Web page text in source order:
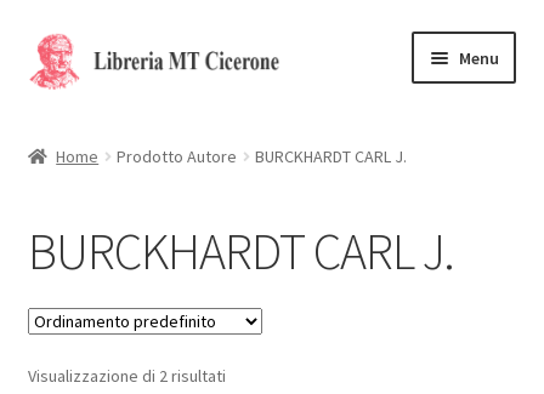
Vai
alla
Vai
al
Menu
La Storia
Contattaci
Cassa
Home Prodotto Autore BURCKHARDT CARL J.
BURCKHARDT CARL J.
Visualizzazione di 2 risultati